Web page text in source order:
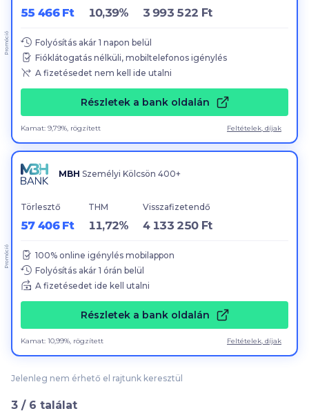
55 466 Ft 10,39% 3 993 522 Ft
Folyósítás akár 1 napon belül
Fióklátogatás nélküli, mobiltelefonos igénylés
A fizetésedet nem kell ide utalni
Részletek a bank oldalán
Kamat: 9,79%, rögzített Feltételek, díjak
Promóció
MBH Személyi Kölcsön 400+
Törlesztő
57 406 Ft
THM
11,72%
Visszafizetendő
4 133 250 Ft
100% online igénylés mobilappon
Folyósítás akár 1 órán belül
A fizetésedet ide kell utalni
Részletek a bank oldalán
Kamat: 10,99%, rögzített Feltételek, díjak
Promóció
Jelenleg nem érhető el rajtunk keresztül
3 / 6 találat